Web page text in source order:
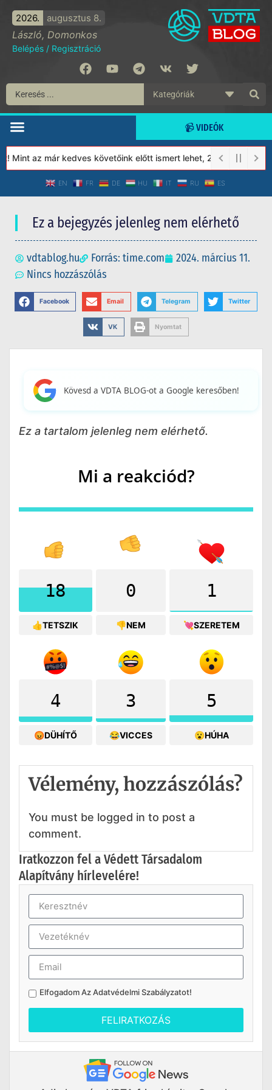
2026. augusztus 8.
László, Domonkos
Belépés / Regisztráció
📹 VIDEÓK
az már kedves követőink előtt ismert lehet, 2023-tól a
EN FR DE HU IT RU ES
Ez a bejegyzés jelenleg nem elérhető
vdtablog.hu Forrás: time.com
2024. március 11.
Nincs hozzászólás
Facebook Email Telegram Twitter
VK Nyomtat
Kövesd a VDTA BLOG-ot a Google keresőben!
Ez a tartalom jelenleg nem elérhető.
Mi a reakciód?
18
👍TETSZIK
0
👎NEM
1
💘SZERETEM
4
😡DÜHÍTŐ
3
😂VICCES
5
😮HÚHA
Vélemény, hozzászólás?
You must be logged in to post a
comment.
Iratkozzon fel a Védett Társadalom
Alapítvány hírlevelére!
Elfogadom AzAdatvédelmi Szabályzatot!
FELIRATKOZÁS